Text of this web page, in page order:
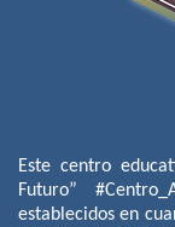
Este centro
Futuro”
establecidos en